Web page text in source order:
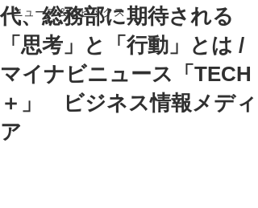
ニュース＆トピックス
代、総務部に期待される
「思考」と「行動」とは /
マイナビニュース「TECH
＋」 ビジネス情報メディ
ア